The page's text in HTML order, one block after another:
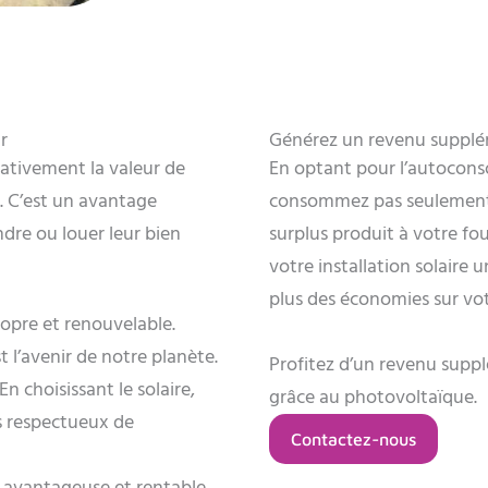
la valeur de
un avantage
ou louer leur bien
et renouvelable.
l’avenir de notre planète.
choisissant le solaire,
de
Générez un revenu
En optant pour
consommez pas
surplus produit à votre
votre installation solaire
plus des économies sur
Profitez d’un revenu
grâce au photovoltaïque.
Contactez-nous